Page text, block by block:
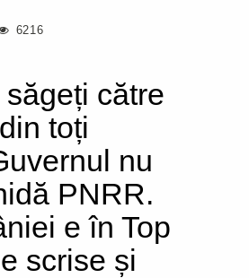
6216
către
toți
nu
PNRR.
e în Top
scrise și